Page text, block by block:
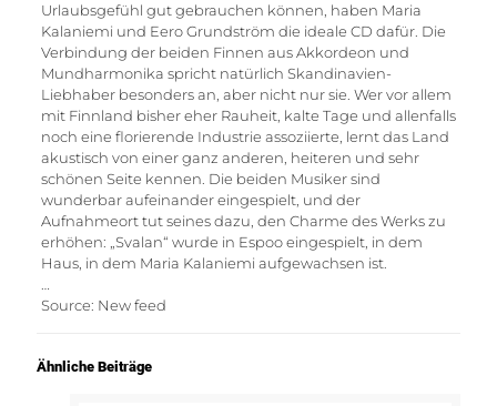
Urlaubsgefühl gut gebrauchen können, haben Maria
Kalaniemi und Eero Grundström die ideale CD dafür. Die
Verbindung der beiden Finnen aus Akkordeon und
Mundharmonika spricht natürlich Skandinavien-
Liebhaber besonders an, aber nicht nur sie. Wer vor allem
mit Finnland bisher eher Rauheit, kalte Tage und allenfalls
noch eine florierende Industrie assoziierte, lernt das Land
akustisch von einer ganz anderen, heiteren und sehr
schönen Seite kennen. Die beiden Musiker sind
wunderbar aufeinander eingespielt, und der
Aufnahmeort tut seines dazu, den Charme des Werks zu
erhöhen: „Svalan“ wurde in Espoo eingespielt, in dem
Haus, in dem Maria Kalaniemi aufgewachsen ist.
Source: New feed
Ähnliche Beiträge